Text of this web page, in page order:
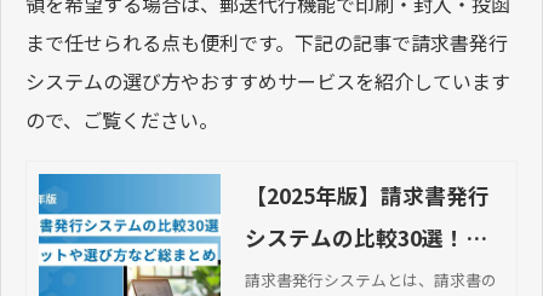
まで任せられる点も便利です。下記の記事で請求書発行
システムの選び方やおすすめサービスを紹介しています
ので、ご覧ください。
【2025年版】請求書発行
システムの比較30選！メ
リットや選び方など総ま
請求書発行システムとは、請求書の